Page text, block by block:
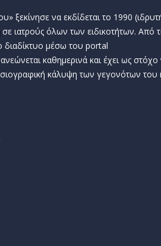
ξεκίνησε να εκδίδεται το 1990
ιατρούς όλων των ειδικοτήτων. Από
διαδίκτυο μέσω του portal
καθημερινά και έχει ως στόχο
κάλυψη των γεγονότων του